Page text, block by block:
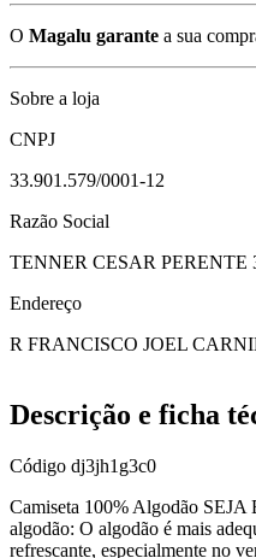
O Magalu garante a sua
Sobre a loja
CNPJ
33.901.579/0001-12
Razão Social
TENNER CESAR PERENTE
Endereço
R FRANCISCO JOEL
Descrição e ficha
Código dj3jh1g3c0
Camiseta 100% Algodão
algodão: O algodão é mais
refrescante, especialmente no